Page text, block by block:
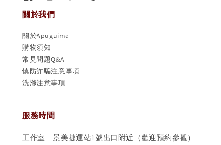
關於我們
關於Apuguima
購物須知
常見問題Q&A
慎防詐騙注意事項
洗滌注意事項
服務時間
工作室｜景美捷運站1號出口附近（歡迎預約參觀）